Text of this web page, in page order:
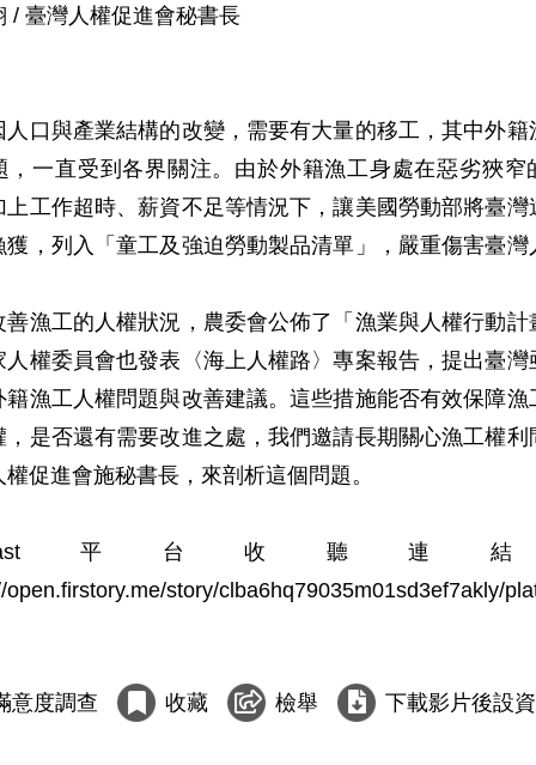
/ 臺灣人權促進會秘書長
人口與產業結構的改變，需要有大量的移工，其中外籍
，一直受到各界關注。由於外籍漁工身處在惡劣狹窄
上工作超時、薪資不足等情況下，讓美國勞動部將臺灣
獲，列入「童工及強迫勞動製品清單」，嚴重傷害臺灣
善漁工的人權狀況，農委會公佈了「漁業與人權行動計
人權委員會也發表〈海上人權路〉專案報告，提出臺灣
籍漁工人權問題與改善建議。這些措施能否有效保障漁
，是否還有需要改進之處，我們邀請長期關心漁工權利
促進會施秘書長，來剖析這個問題。
平台收聽連
open.firstory.me/story/clba6hq79035m01sd3ef7akly/
意度調查 收藏 檢舉 下載影片後設